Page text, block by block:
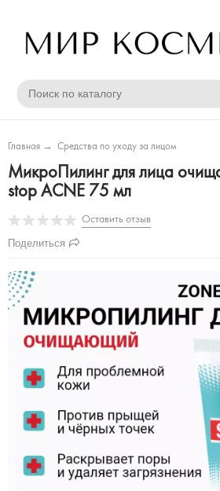
Главная → Средства по уходу за лицом
МикроПилинг для лица
stop ACNE 75 мл
Оставить отзыв
Поделиться